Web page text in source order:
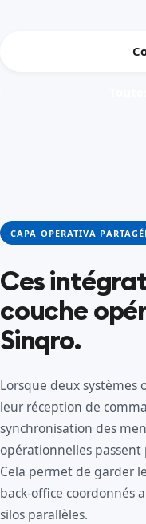
CAPA OPERATIVA
Ces
couche
Sinqro.
Lorsque deux systèmes
leur réception de
synchronisation des
opérationnelles
Cela permet de garder
back-office coordonnés
silos parallèles.